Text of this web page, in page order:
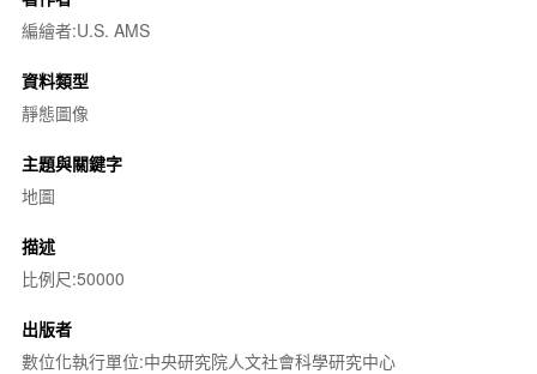
編繪者:U.S. AMS
資料類型
靜態圖像
主題與關鍵字
地圖
描述
比例尺:50000
出版者
數位化執行單位:中央研究院人文社會科學研究中心